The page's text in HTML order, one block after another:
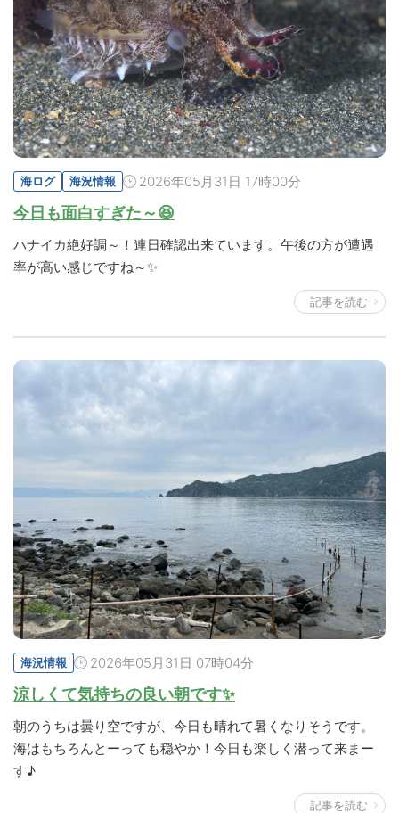
海ログ 海況情報 2026年05月31日 17時00分
今日も面白すぎた～😆
ハナイカ絶好調～！連日確認出来ています。午後の方が遭遇
率が高い感じですね～✨
記事を読む
海況情報 2026年05月31日 07時04分
涼しくて気持ちの良い朝です✨
朝のうちは曇り空ですが、今日も晴れて暑くなりそうです。
海はもちろんとーっても穏やか！今日も楽しく潜って来まー
す♪
記事を読む